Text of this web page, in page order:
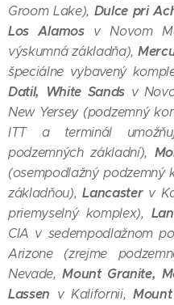
Groom Lake), Dulce pri
Los Alamosv Novom
výskumná základňa),
špeciálne vybavený
Datil, White Sandsv
New Yersey (podzemný
ITT a terminál
podzemných základní),
(osempodlažný podzemný
základňou),Lancaster v
priemyselný komplex),
CIA v sedempodlažnom
Arizone (zrejme
Nevade,Mount Granite,
Lassen v Kalifornii,